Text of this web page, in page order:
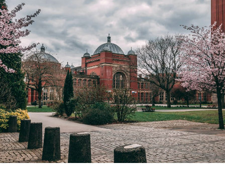
Conta Língua
English (GB)
English (US)
Chinese
Español
Selecione um país
Selecione uma cidade
Selecione uma residência
Iniciar sessão
Reservar agora
Deutsch
Italian French
Portuguese